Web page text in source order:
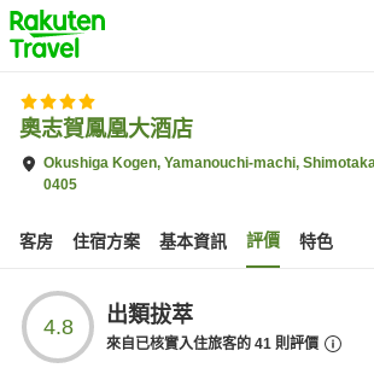
to
top
page
奧志賀鳳凰大酒店
Okushiga Kogen, Yamanouchi-machi,
0405
客房 住宿方案 基本資訊 評價 特色
4.8 出類拔萃
來自已核實入住旅客的 41 則評價